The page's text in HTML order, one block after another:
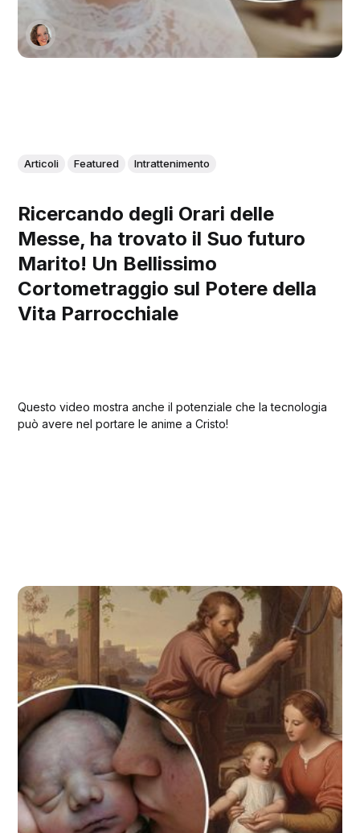
Articoli Featured Intrattenimento
Ricercando degli Orari delle
Messe, ha trovato il Suo futuro
Marito! Un Bellissimo
Cortometraggio sul Potere della
Vita Parrocchiale
Questo video mostra anche il potenziale che la tecnologia
può avere nel portare le anime a Cristo!